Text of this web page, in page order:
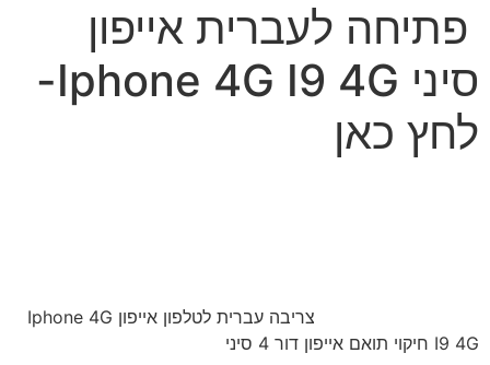
פתיחה לעברית אייפון
סיני Iphone 4G I9 4G-
לחץ כאן
צריבה עברית לטלפון אייפון Iphone 4G
I9 4G חיקוי תואם אייפון דור 4 סיני